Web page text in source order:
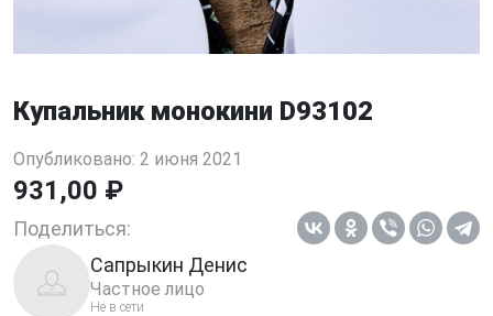
Купальник монокини D93102
Опубликовано: 2 июня 2021
931,00 ₽
Поделиться:
Сапрыкин Денис
Частное лицо
Не в сети